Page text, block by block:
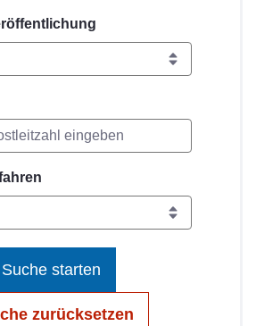
Suche starten
zurücksetzen